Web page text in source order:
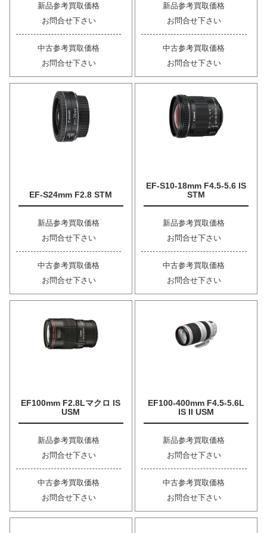
新品参考買取価格
お問合せ下さい
中古参考買取価格
お問合せ下さい
新品参考買取価格
お問合せ下さい
中古参考買取価格
お問合せ下さい
EF-S24mm F2.8 STM
新品参考買取価格
お問合せ下さい
中古参考買取価格
お問合せ下さい
EF-S10-18mm F4.5-5.6 IS
STM
新品参考買取価格
お問合せ下さい
中古参考買取価格
お問合せ下さい
EF100mm F2.8Lマクロ IS
USM
新品参考買取価格
お問合せ下さい
中古参考買取価格
お問合せ下さい
EF100-400mm F4.5-5.6L
IS II USM
新品参考買取価格
お問合せ下さい
中古参考買取価格
お問合せ下さい